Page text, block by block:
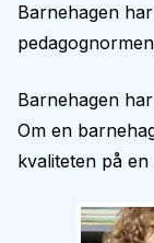
Barnehagen
Barnehagen
Om en
kvaliteten på en